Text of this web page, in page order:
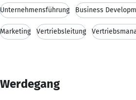
Unternehmensführung Business
Marketing Vertriebsleitung
Werdegang